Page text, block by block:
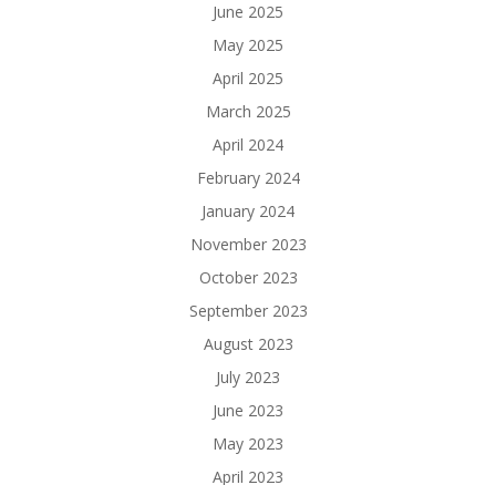
June 2025
May 2025
April 2025
March 2025
April 2024
February 2024
January 2024
November 2023
October 2023
September 2023
August 2023
July 2023
June 2023
May 2023
April 2023